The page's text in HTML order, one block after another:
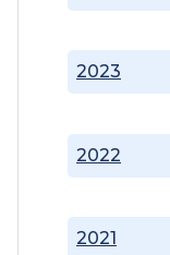
2021
2022
2023